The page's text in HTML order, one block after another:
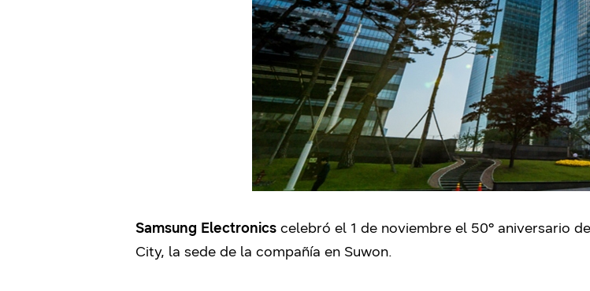
Samsung Electronics celebró el 1 de noviembre el 50° aniversario
City, la sede de la compañía en Suwon.